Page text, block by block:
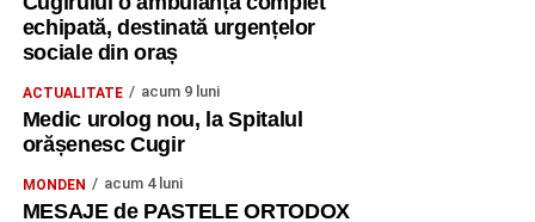
echipată, destinată urgențelor
sociale din oraș
ACTUALITATE acum 9 luni
Medic urolog nou, la Spitalul
orășenesc Cugir
MONDEN acum 4 luni
MESAJE de PASTELE ORTODOX